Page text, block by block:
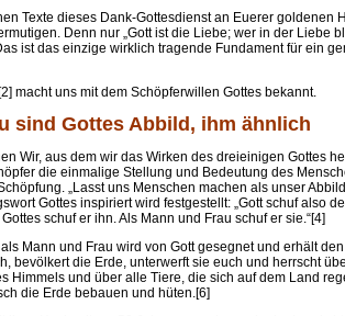
Texte dieses Dank-Gottesdienst an Euerer goldenen
Denn nur „Gott ist die Liebe; wer in der Liebe
ist das einzige wirklich tragende Fundament für ein
macht uns mit dem Schöpferwillen Gottes bekannt.
sind Gottes Abbild, ihm ähnlich
Wir, aus dem wir das Wirken des dreieinigen Gottes
die einmalige Stellung und Bedeutung des
„Lasst uns Menschen machen als unser
Gottes inspiriert wird festgestellt: „Gott schuf also
schuf er ihn. Als Mann und Frau schuf er sie.“[4]
Mann und Frau wird von Gott gesegnet und erhält den
bevölkert die Erde, unterwerft sie euch und herrscht
Himmels und über alle Tiere, die sich auf dem Land
die Erde bebauen und hüten.[6]